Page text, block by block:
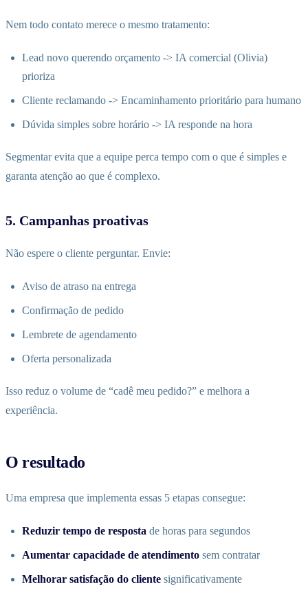
Nem todo contato merece o mesmo tratamento:
Lead novo querendo orçamento -> IA comercial (Olivia)
prioriza
Cliente reclamando -> Encaminhamento prioritário para humano
Dúvida simples sobre horário -> IA responde na hora
Segmentar evita que a equipe perca tempo com o que é simples e
garanta atenção ao que é complexo.
5. Campanhas proativas
Não espere o cliente perguntar. Envie:
Aviso de atraso na entrega
Confirmação de pedido
Lembrete de agendamento
Oferta personalizada
Isso reduz o volume de “cadê meu pedido?” e melhora a
experiência.
O resultado
Uma empresa que implementa essas 5 etapas consegue:
Reduzir tempo de resposta de horas para segundos
Aumentar capacidade de atendimento sem contratar
Melhorar satisfação do cliente significativamente